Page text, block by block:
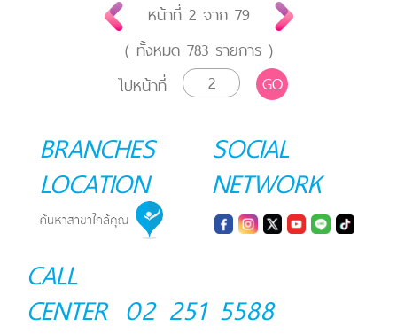
หน้าที่ 2จาก 79
( ทั้งหมด 783รายการ )
ไปหน้าที่
GO
BRANCHES
LOCATION
SOCIAL
NETWORK
CALL
CENTER 02 251 5588